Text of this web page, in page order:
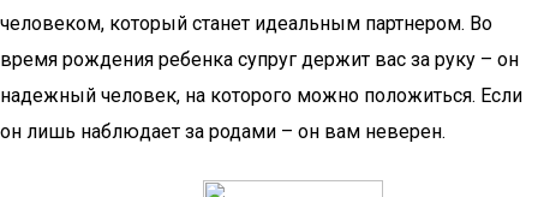
человеком, который станет идеальным партнером. Во
время рождения ребенка супруг держит вас за руку – он
надежный человек, на которого можно положиться. Если
он лишь наблюдает за родами – он вам неверен.